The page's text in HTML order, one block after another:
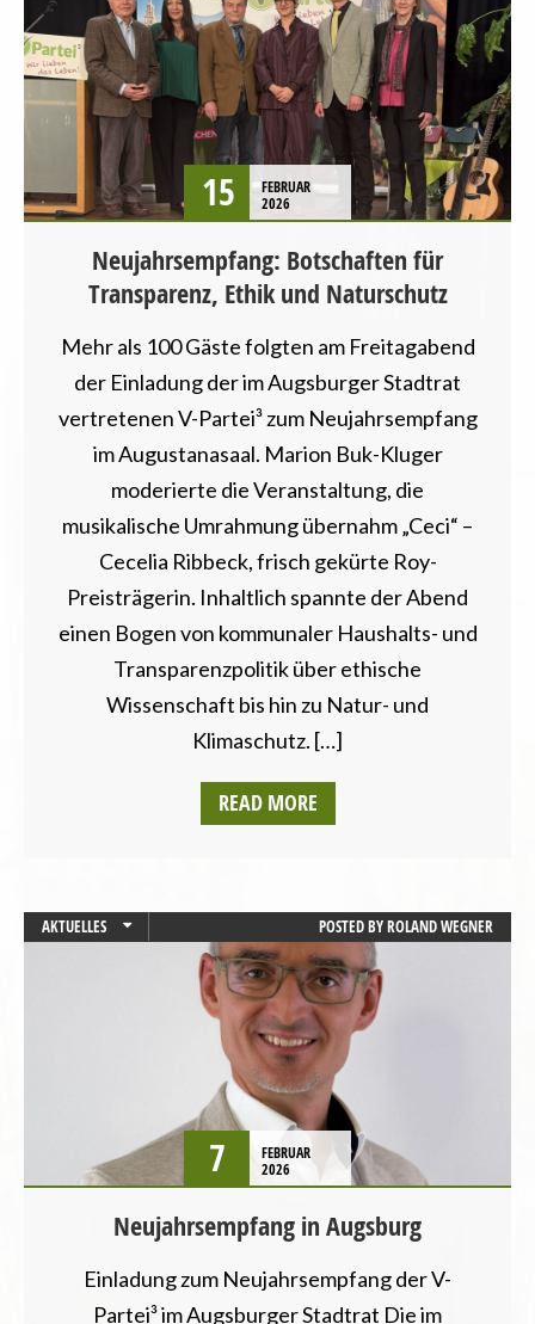
STARTSEITE
VERANSTALTUNGEN
15
FEBRUAR
2026
Neujahrsempfang: Botschaften für
Transparenz, Ethik und Naturschutz
Mehr als 100 Gäste folgten am Freitagabend
der Einladung der im Augsburger Stadtrat
vertretenen V-Partei³ zum Neujahrsempfang
im Augustanasaal. Marion Buk-Kluger
moderierte die Veranstaltung, die
musikalische Umrahmung übernahm „Ceci“ –
Cecelia Ribbeck, frisch gekürte Roy-
Preisträgerin. Inhaltlich spannte der Abend
einen Bogen von kommunaler Haushalts- und
Transparenzpolitik über ethische
Wissenschaft bis hin zu Natur- und
Klimaschutz. […]
READ MORE
AKTUELLES
POSTED BYROLAND WEGNER
7
FEBRUAR
2026
Neujahrsempfang in Augsburg
Einladung zum Neujahrsempfang der V-
Partei³ im Augsburger Stadtrat Die im